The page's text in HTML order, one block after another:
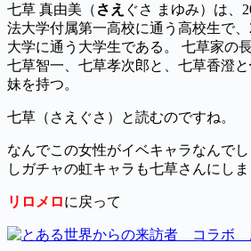
七草 真由美（ さえ ぐさ まゆみ）は、
法大学付属第一高校に通う高校生で
大学に通う大学生である。 七草家の
七草智一、七草孝次郎と、七草香澄と
妹を持つ。
七草（さえぐさ）と読むのですね。
なんでこの女性がイベキャラなんで
しガチャの虹キャラも七草さんにしま
リロメロに戻って